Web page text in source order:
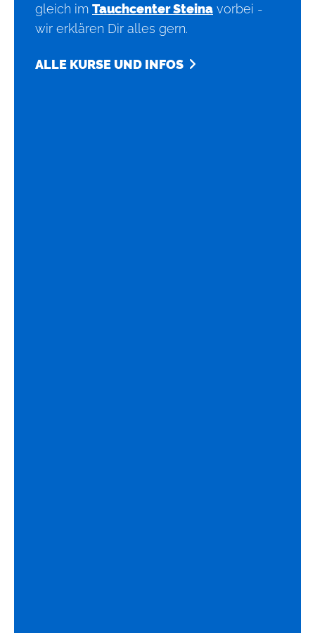
gleich im Tauchcenter Steina vorbei -
wir erklären Dir alles gern.
ALLE KURSE UND INFOS